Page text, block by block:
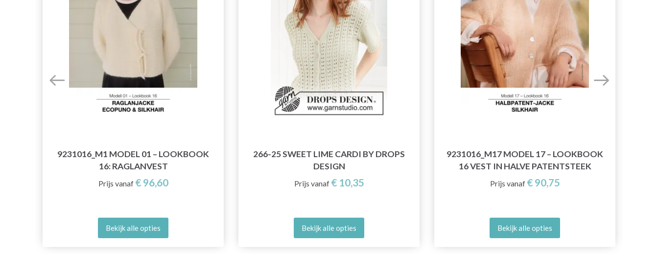
9231016_M1 MODEL 01 – LOOKBOOK
16: RAGLANVEST
Prijs vanaf € 96,60
Bekijk alle opties
266-25 SWEET LIME CARDI BY DROPS
DESIGN
Prijs vanaf € 10,35
Bekijk alle opties
9231016_M17 MODEL 17 – LOOKBOOK
16 VEST IN HALVE PATENTSTEEK
Prijs vanaf € 90,75
Bekijk alle opties